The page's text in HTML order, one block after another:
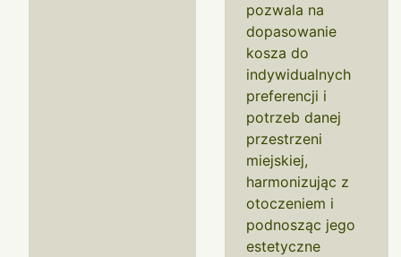
pozwala na
dopasowanie
kosza do
indywidualnych
preferencji i
potrzeb danej
przestrzeni
miejskiej,
harmonizując z
otoczeniem i
podnosząc jego
estetyczne